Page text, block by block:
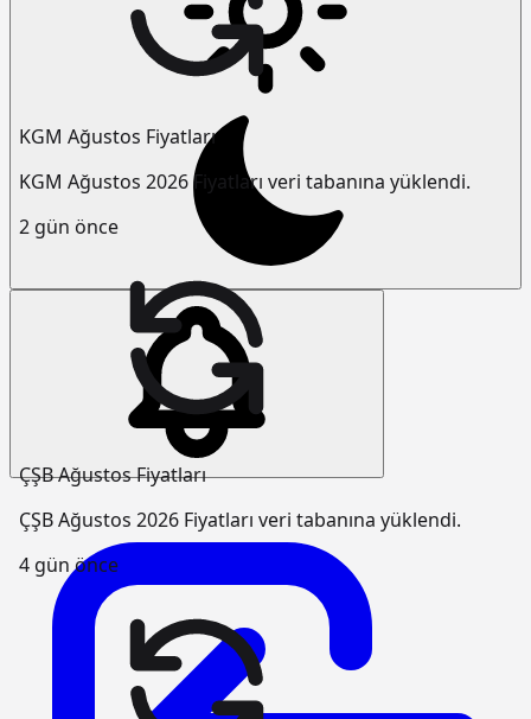
KGM Ağustos Fiyatları
KGM Ağustos 2026 Fiyatları veri tabanına yüklendi.
2 gün önce
ÇŞB Ağustos Fiyatları
ÇŞB Ağustos 2026 Fiyatları veri tabanına yüklendi.
4 gün önce